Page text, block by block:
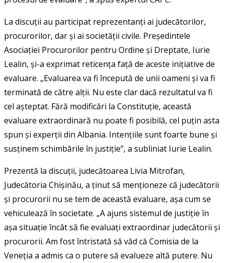
La discuții au participat reprezentanți ai judecătorilor,
procurorilor, dar și ai societății civile. Președintele
Asociației Procurorilor pentru Ordine și Dreptate, Iurie
Lealin, și-a exprimat reticența față de aceste inițiative de
evaluare. „Evaluarea va fi începută de unii oameni și va fi
terminată de către alții. Nu este clar dacă rezultatul va fi
cel așteptat. Fără modificări la Constituție, această
evaluare extraordinară nu poate fi posibilă, cel puțin asta
spun și experții din Albania. Intențiile sunt foarte bune și
susținem schimbările în justiție”, a subliniat Iurie Lealin.
Prezentă la discuții, judecătoarea Livia Mitrofan,
Judecătoria Chișinău, a ținut să menționeze că judecătorii
și procurorii nu se tem de această evaluare, așa cum se
vehiculează în societate. „A ajuns sistemul de justiție în
așa situație încât să fie evaluați extraordinar judecătorii și
procurorii. Am fost întristată să văd că Comisia de la
Veneția a admis ca o putere să evalueze altă putere. Nu